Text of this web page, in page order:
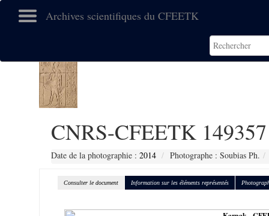
Archives scientifiques du CFEETK
CNRS-CFEETK 149357
Date de la photographie : 2014 Photographe : Soubias Ph.
Consulter le document Information sur les éléments représentés